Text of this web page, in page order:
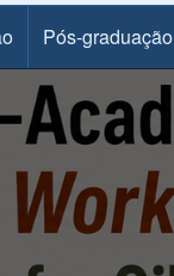
Pós-graduação